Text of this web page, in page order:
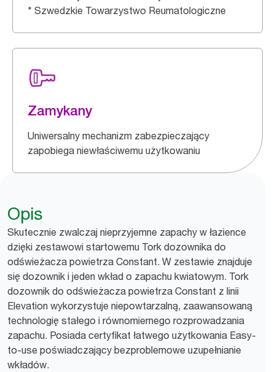
* Szwedzkie Towarzystwo Reumatologiczne
Zamykany
Uniwersalny mechanizm zabezpieczający
zapobiega niewłaściwemu użytkowaniu
Opis
Skutecznie zwalczaj nieprzyjemne zapachy w łazience
dzięki zestawowi startowemu Tork dozownika do
odświeżacza powietrza Constant. W zestawie znajduje
się dozownik i jeden wkład o zapachu kwiatowym. Tork
dozownik do odświeżacza powietrza Constant z linii
Elevation wykorzystuje niepowtarzalną, zaawansowaną
technologię stałego i równomiernego rozprowadzania
zapachu. Posiada certyfikat łatwego użytkowania Easy-
to-use poświadczający bezproblemowe uzupełnianie
wkładów.